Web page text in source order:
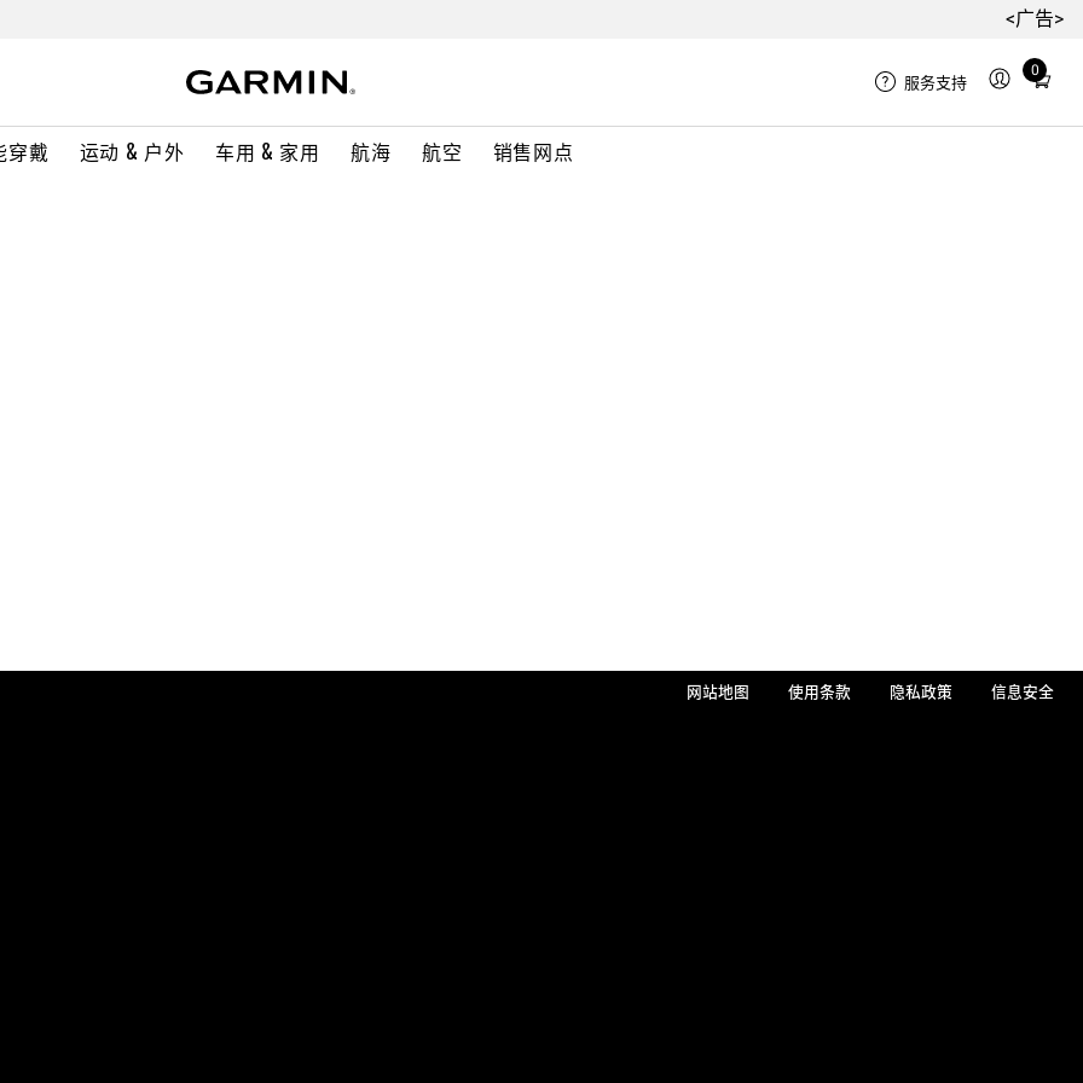
<广告>
穿戴 运动 & 户外 车用 & 家用 航海 航空 销售网点
服务支持
0
Total
in
网站地图 使用条款 隐私政策 信息安全